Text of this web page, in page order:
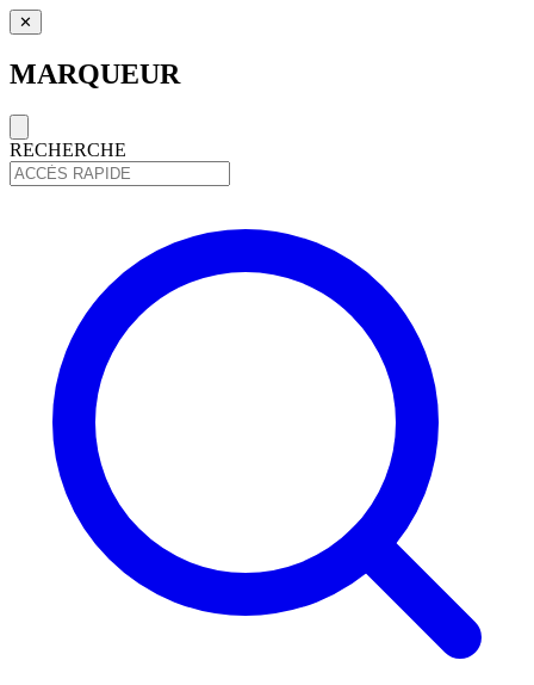
✕
MARQUEUR
RECHERCHE